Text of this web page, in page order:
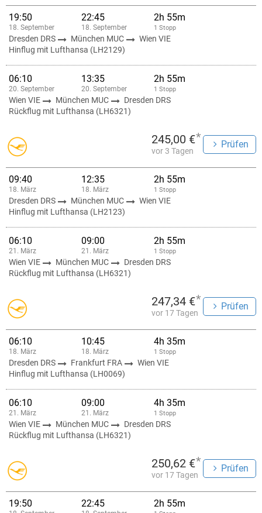
19:50
18. September
22:45
18. September
2h 55m
1 Stopp
Dresden DRS München MUC
Wien VIE
Hinflug mit Lufthansa (LH2129)
06:10
20. September
13:35
20. September
2h 55m
1 Stopp
Wien VIE München MUC
Dresden DRS
Rückflug mit Lufthansa (LH6321)
245,00 €*
vor 3 Tagen
Prüfen
09:40
18. März
12:35
18. März
2h 55m
1 Stopp
Dresden DRS München MUC
Wien VIE
Hinflug mit Lufthansa (LH2123)
06:10
21. März
09:00
21. März
2h 55m
1 Stopp
Wien VIE München MUC
Dresden DRS
Rückflug mit Lufthansa (LH6321)
247,34 €*
vor 17 Tagen
Prüfen
06:10
18. März
10:45
18. März
4h 35m
1 Stopp
Dresden DRS Frankfurt FRA
Wien VIE
Hinflug mit Lufthansa (LH0069)
06:10
21. März
09:00
21. März
4h 35m
1 Stopp
Wien VIE München MUC
Dresden DRS
Rückflug mit Lufthansa (LH6321)
250,62 €*
vor 17 Tagen
Prüfen
19:50 22:45 2h 55m